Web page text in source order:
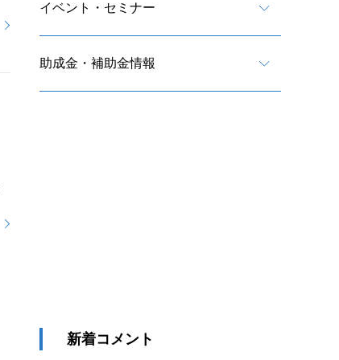
イベント・セミナー
助成金・補助金情報
新着コメント